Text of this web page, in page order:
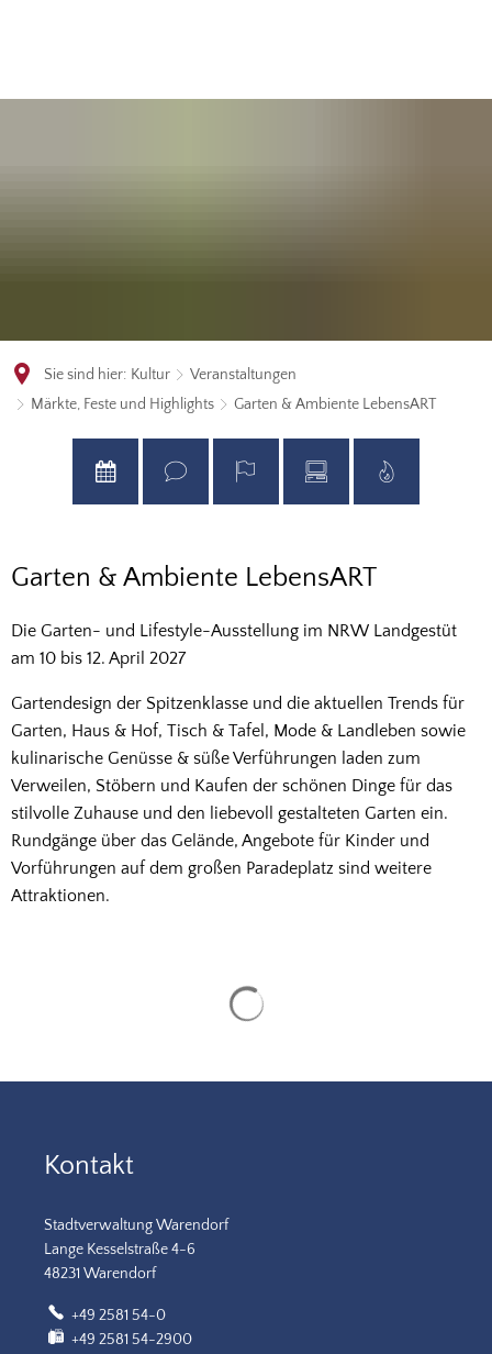
Sie sind hier: Kultur
Veranstaltungen
Märkte, Feste und Highlights
Garten & Ambiente LebensART
Garten
&
Ambiente
LebensART
Garten & Ambiente LebensART
Die Garten- und Lifestyle-Ausstellung im NRW Landgestüt
am 10 bis 12. April 2027
Gartendesign der Spitzenklasse und die aktuellen Trends für
Garten, Haus & Hof, Tisch & Tafel, Mode & Landleben sowie
kulinarische Genüsse & süße Verführungen laden zum
Verweilen, Stöbern und Kaufen der schönen Dinge für das
stilvolle Zuhause und den liebevoll gestalteten Garten ein.
Rundgänge über das Gelände, Angebote für Kinder und
Vorführungen auf dem großen Paradeplatz sind weitere
Attraktionen.
Kontakt
Stadtverwaltung Warendorf
Lange Kesselstraße 4-6
48231 Warendorf
+49 2581 54-0
+49 2581 54-2900